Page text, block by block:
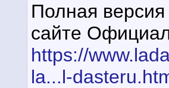
Полная
сайте
https://
la...l-